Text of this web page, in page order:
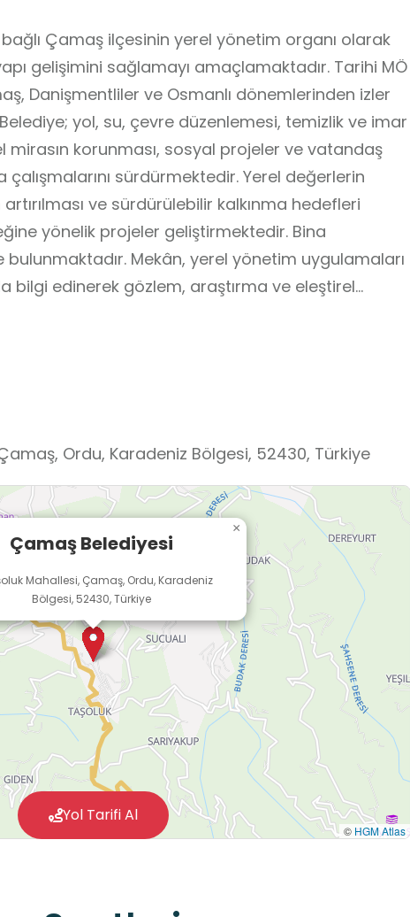
Çamaş ilçesinin yerel yönetim organı olarak
gelişimini sağlamayı amaçlamaktadır. Tarihi MÖ
Danişmentliler ve Osmanlı dönemlerinden izler
yol, su, çevre düzenlemesi, temizlik ve imar
mirasın korunması, sosyal projeler ve vatandaş
çalışmalarını sürdürmektedir. Yerel değerlerin
ve sürdürülebilir kalkınma hedefleri
yönelik projeler geliştirmektedir. Bina
Mekân, yerel yönetim uygulamaları
bilgi edinerek gözlem, araştırma ve eleştirel
Ordu, Karadeniz Bölgesi, 52430, Türkiye
Çamaş Belediyesi
Mahallesi, Çamaş, Ordu, Karadeniz
Bölgesi, 52430, Türkiye
×
© HGM Atlas
Yol Tarifi Al